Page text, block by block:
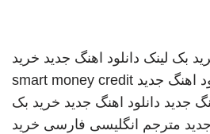
بک لینک دانلود اهنگ جدید خرید
اهنگ جدید smart money credit
جدید دانلود اهنگ جدید خرید بک
مترجم انگلیسی فارسی خرید